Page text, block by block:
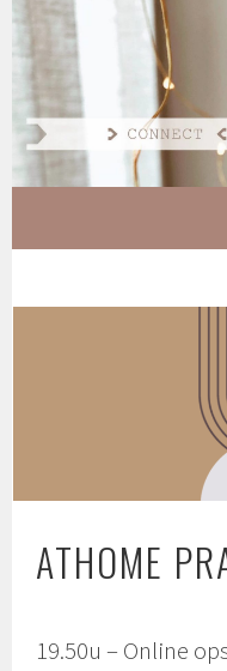
Spring
inhoud
AT HOME
CONNECT GROW SERVE
ATHOME
19.50u – Online